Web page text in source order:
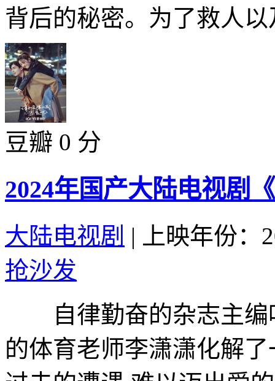
背后的秘密。为了救人
豆瓣 0 分
2024年国产大陆电视剧
大陆电视剧 |
上映年份：
抢沙发
自律勤奋的杂志主编
的体育老师李潇潇化解